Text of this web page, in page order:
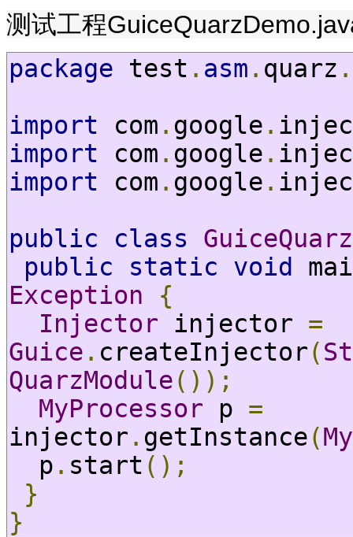
测试工程
package test . asm . quarz .
import com . google .
import com . google .
import com . google .
public
class
public
static void
Exception
{
Injector injector =
Guice . createInjector(
QuarzModule());
MyProcessor p =
injector . getInstance(
  p
. start ();
}
}